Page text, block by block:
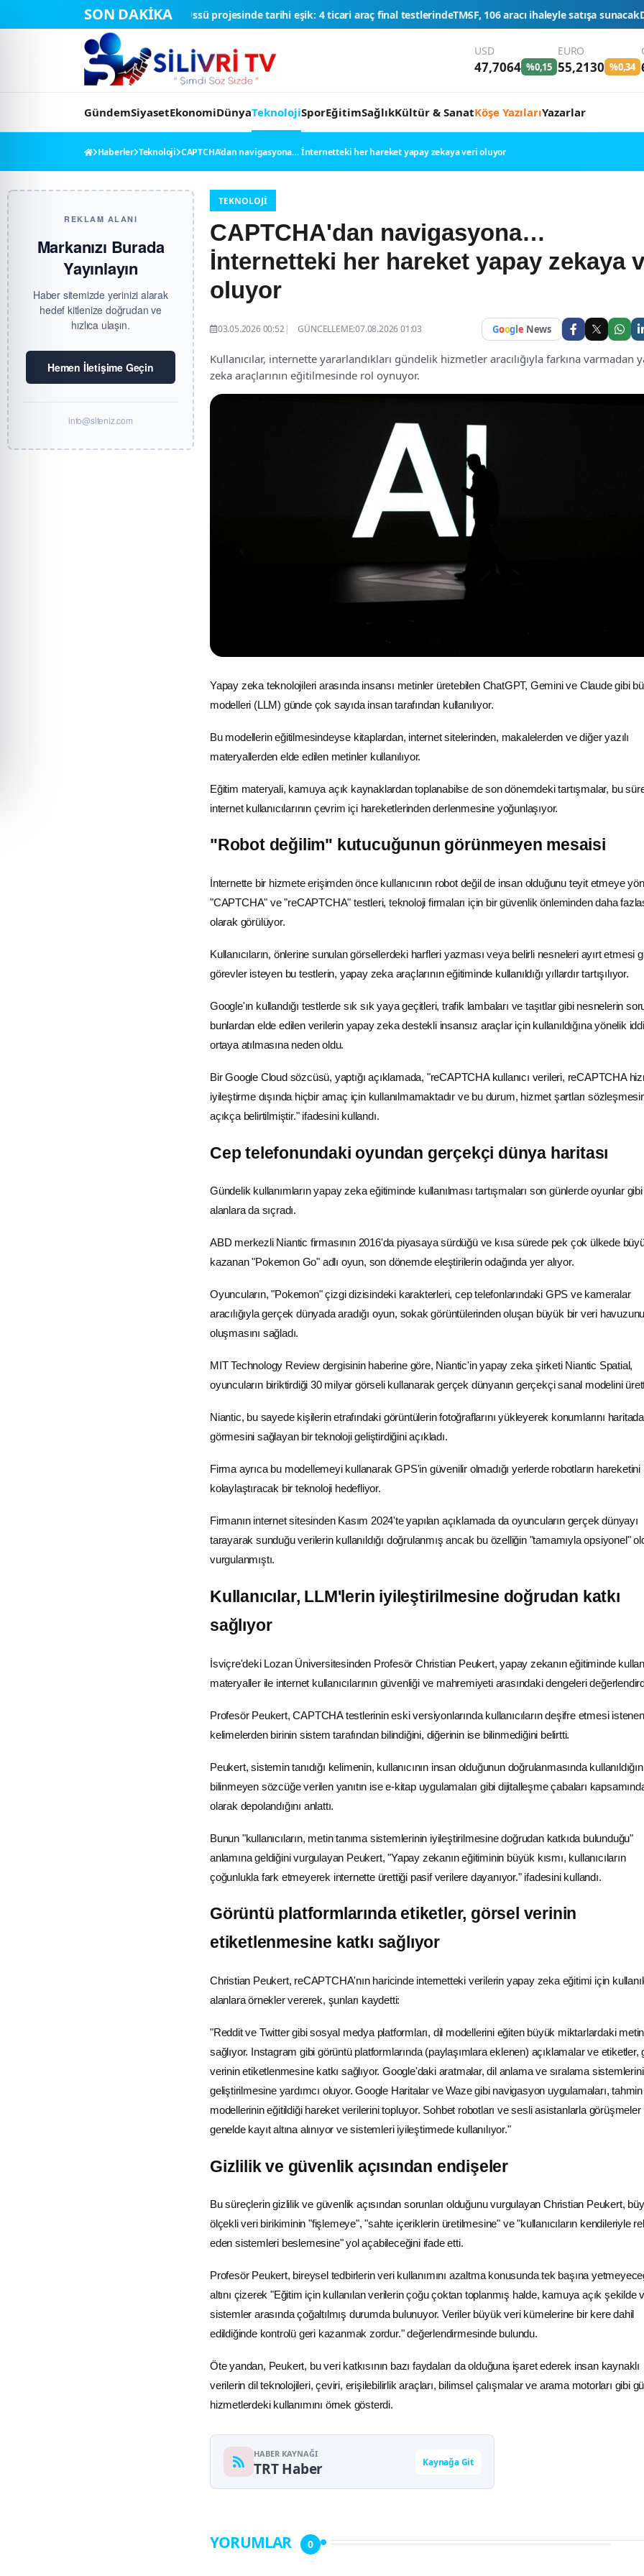
SON DAKİKA
NASA Ay Üssü projesinde tarihi eşik: 4 ticari araç final testlerindeTMSF, 106 aracı ihaleyle satışa sunacakDüğün konvoyuna
USD
47,7064 %0,15
EURO
55,2130 %0,34
GündemSiyasetEkonomiDünyaTeknolojiSporEğitimSağlıkKültür & SanatKöşe YazılarıYazarlar
Haberler Teknoloji CAPTCHA'dan navigasyona… İnternetteki her hareket yapay zekaya veri oluyor
REKLAM ALANI
Markanızı Burada
Yayınlayın
Haber sitemizde yerinizi alarak
hedef kitlenize doğrudan ve
hızlıca ulaşın.
Hemen İletişime Geçin
info@siteniz.com
TEKNOLOJI
CAPTCHA'dan navigasyona…
İnternetteki her hareket yapay zekaya
oluyor
03.05.2026 00:52 GÜNCELLEME:07.08.2026 01:03 Google News
Kullanıcılar, internette yararlandıkları gündelik hizmetler aracılığıyla farkına varmadan
zeka araçlarının eğitilmesinde rol oynuyor.
Yapay zeka teknolojileri arasında insansı metinler üretebilen ChatGPT, Geminive Claude gibi
modelleri (LLM) günde çok sayıda insan tarafından kullanılıyor.
Bu modellerin eğitilmesindeyse kitaplardan, internet sitelerinden, makalelerden ve diğer yazılı
materyallerden elde edilen metinler kullanılıyor.
Eğitim materyali, kamuya açık kaynaklardan toplanabilse de son dönemdeki tartışmalar, bu
internet kullanıcılarının çevrim içi hareketlerinden derlenmesine yoğunlaşıyor.
"Robot değilim" kutucuğunun görünmeyen mesaisi
İnternette bir hizmete erişimden önce kullanıcının robotdeğil de insan olduğunu teyit etmeye
"CAPTCHA" ve "reCAPTCHA" testleri, teknoloji firmaları için bir güvenlik önleminden daha
olarak görülüyor.
Kullanıcıların, önlerine sunulan görsellerdeki harfleri yazması veya belirli nesneleri ayırt etmesi
görevler isteyen bu testlerin, yapay zeka araçlarının eğitiminde kullanıldığı yıllardır tartışılıyor.
Google'ın kullandığı testlerde sık sık yaya geçitleri, trafik lambaları ve taşıtlar gibi nesnelerin
bunlardan elde edilen verilerin yapay zeka destekli insansız araçlar için kullanıldığına yönelik
ortaya atılmasına neden oldu.
BirGoogle Cloud sözcüsü, yaptığı açıklamada, "reCAPTCHA kullanıcı verileri, reCAPTCHA
iyileştirme dışında hiçbir amaç için kullanılmamaktadır ve bu durum, hizmet şartları
açıkça belirtilmiştir." ifadesini kullandı.
Cep telefonundaki oyundan gerçekçi dünya haritası
Gündelik kullanımların yapay zeka eğitiminde kullanılması tartışmaları son günlerde oyunlar
alanlara da sıçradı.
ABD merkezli Niantic firmasının 2016'da piyasaya sürdüğü ve kısa sürede pek çok ülkede
kazanan "Pokemon Go" adlı oyun, son dönemde eleştirilerin odağında yer alıyor.
Oyuncuların, "Pokemon" çizgi dizisindeki karakterleri, cep telefonlarındaki GPS ve kameralar
aracılığıyla gerçek dünyada aradığı oyun, sokak görüntülerinden oluşan büyük bir veri
oluşmasını sağladı.
MIT Technology Review dergisinin haberine göre, Niantic'in yapay zeka şirketi Niantic Spatial,
oyuncuların biriktirdiği 30 milyar görseli kullanarak gerçek dünyanın gerçekçi sanal modelini
Niantic, bu sayede kişilerin etrafındaki görüntülerin fotoğraflarını yükleyerek konumlarını haritada
görmesini sağlayan bir teknoloji geliştirdiğini açıkladı.
Firma ayrıca bu modellemeyi kullanarak GPS'in güvenilir olmadığı yerlerde robotların hareketini
kolaylaştıracak bir teknoloji hedefliyor.
Firmanın internet sitesinden Kasım 2024'te yapılan açıklamada da oyuncuların gerçek dünyayı
tarayarak sunduğu verilerin kullanıldığı doğrulanmış ancak bu özelliğin "tamamıyla opsiyonel"
vurgulanmıştı.
Kullanıcılar, LLM'lerin iyileştirilmesine doğrudan katkı
sağlıyor
İsviçre'deki Lozan Üniversitesinden Profesör Christian Peukert, yapay zekanın eğitiminde
materyaller ile internet kullanıcılarının güvenliği ve mahremiyeti arasındaki dengeleri
Profesör Peukert, CAPTCHA testlerinin eski versiyonlarında kullanıcıların deşifre etmesi istenen
kelimelerden birinin sistem tarafından bilindiğini, diğerinin ise bilinmediğini belirtti.
Peukert, sistemin tanıdığı kelimenin, kullanıcının insan olduğunun doğrulanmasında
bilinmeyen sözcüğe verilen yanıtın ise e-kitap uygulamaları gibi dijitalleşme çabaları
olarak depolandığını anlattı.
Bunun "kullanıcıların, metin tanıma sistemlerinin iyileştirilmesine doğrudan katkıda bulunduğu"
anlamına geldiğini vurgulayan Peukert, "Yapay zekanın eğitiminin büyük kısmı, kullanıcıların
çoğunlukla fark etmeyerek internette ürettiği pasif verilere dayanıyor." ifadesini kullandı.
Görüntü platformlarında etiketler, görsel verinin
etiketlenmesine katkı sağlıyor
Christian Peukert, reCAPTCHA'nın haricinde internetteki verilerin yapay zeka eğitimi için
alanlara örnekler vererek, şunları kaydetti:
"Reddit ve Twittergibi sosyal medyaplatformları, dil modellerini eğiten büyük miktarlardaki
sağlıyor. Instagram gibi görüntü platformlarında (paylaşımlara eklenen) açıklamalar ve etiketler,
verinin etiketlenmesine katkı sağlıyor. Google'daki aratmalar, dil anlama ve sıralama
geliştirilmesine yardımcı oluyor. Google Haritalar ve Waze gibi navigasyon uygulamaları, tahmin
modellerinin eğitildiği hareket verilerini topluyor. Sohbet robotları ve sesli asistanlarla görüşmeler
genelde kayıt altına alınıyor ve sistemleri iyileştirmede kullanılıyor."
Gizlilik ve güvenlik açısından endişeler
Bu süreçlerin gizlilik ve güvenlik açısından sorunları olduğunu vurgulayan Christian Peukert,
ölçekli veri birikiminin "fişlemeye", "sahte içeriklerin üretilmesine" ve "kullanıcıların kendileriyle
eden sistemleri beslemesine" yol açabileceğini ifade etti.
Profesör Peukert, bireysel tedbirlerin veri kullanımını azaltma konusunda tek başına
altını çizerek "Eğitim için kullanılan verilerin çoğu çoktan toplanmış halde, kamuya açık şekilde
sistemler arasında çoğaltılmış durumda bulunuyor. Veriler büyük veri kümelerine bir kere dahil
edildiğinde kontrolü geri kazanmak zordur." değerlendirmesinde bulundu.
Öte yandan, Peukert, bu veri katkısının bazı faydaları da olduğuna işaret ederek insan kaynaklı
verilerin dil teknolojileri, çeviri, erişilebilirlik araçları, bilimsel çalışmalar ve arama motorları gibi
hizmetlerdeki kullanımını örnek gösterdi.
HABER KAYNAĞI
TRT Haber Kaynağa Git
YORUMLAR 0